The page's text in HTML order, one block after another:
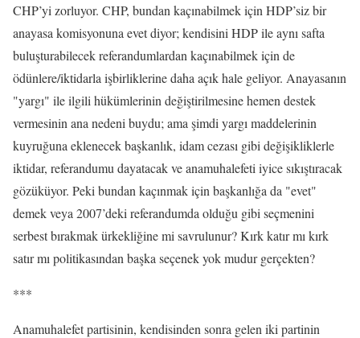
CHP’yi zorluyor. CHP, bundan kaçınabilmek için HDP’siz bir
anayasa komisyonuna evet diyor; kendisini HDP ile aynı safta
buluşturabilecek referandumlardan kaçınabilmek için de
ödünlere/iktidarla işbirliklerine daha açık hale geliyor. Anayasanın
"yargı" ile ilgili hükümlerinin değiştirilmesine hemen destek
vermesinin ana nedeni buydu; ama şimdi yargı maddelerinin
kuyruğuna eklenecek başkanlık, idam cezası gibi değişikliklerle
iktidar, referandumu dayatacak ve anamuhalefeti iyice sıkıştıracak
gözüküyor. Peki bundan kaçınmak için başkanlığa da "evet"
demek veya 2007’deki referandumda olduğu gibi seçmenini
serbest bırakmak ürkekliğine mi savrulunur? Kırk katır mı kırk
satır mı politikasından başka seçenek yok mudur gerçekten?
***
Anamuhalefet partisinin, kendisinden sonra gelen iki partinin